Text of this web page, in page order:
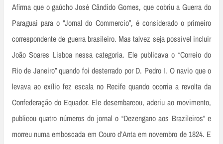
Afirma que o gaúcho José Cândido Gomes, que cobriu a Guerra do
Paraguai para o “Jornal do Commercio”, é considerado o primeiro
correspondente de guerra brasileiro. Mas talvez seja possível incluir
João Soares Lisboa nessa categoria. Ele publicava o “Correio do
Rio de Janeiro” quando foi desterrado por D. Pedro I. O navio que o
levava ao exílio fez escala no Recife quando ocorria a revolta da
Confederação do Equador. Ele desembarcou, aderiu ao movimento,
publicou quatro números do jornal o “Dezengano aos Brazileiros” e
morreu numa emboscada em Couro d’Anta em novembro de 1824. E